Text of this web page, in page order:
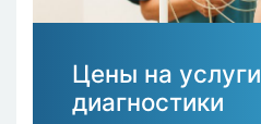
Цены на услуги
диагностики